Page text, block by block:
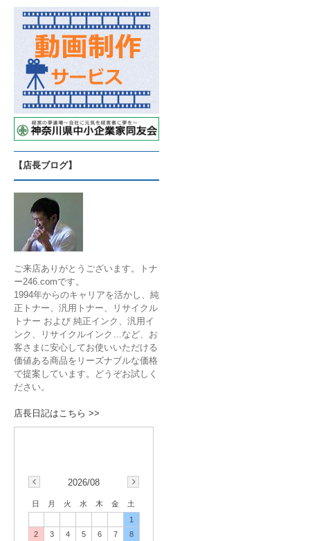
【店長ブログ】
ご来店ありがとうございます。トナ
ー246.comです。
1994年からのキャリアを活かし、純
正トナー、汎用トナー、リサイクル
トナー および 純正インク、汎用イ
ンク、リサイクルインク…など、お
客さまに安心してお使いいただける
価値ある商品をリーズナブルな価格
で提案しています。どうぞお試しく
ださい。
店長日記はこちら >>
2026/08
日 月 火 水 木 金
土
1
2
3 4 5 6 7
8